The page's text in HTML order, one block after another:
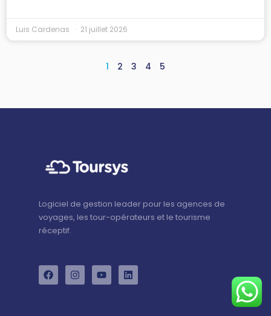
Luis Cardenas 21 juillet 2026
1 2 3 4 5
Logiciel de gestion leader pour les agences de
voyages, les tour-opérateurs et le tourisme
réceptif.